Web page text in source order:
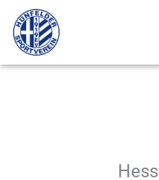
Inhalt
springen